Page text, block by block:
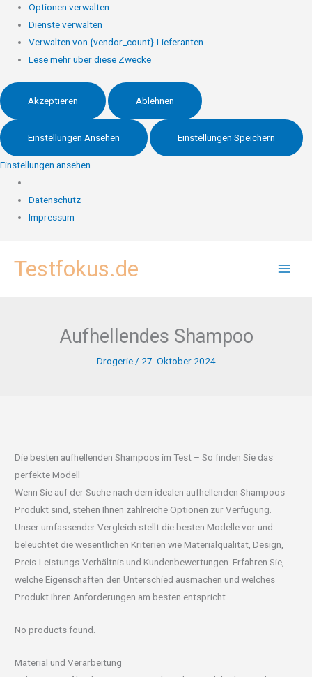
Optionen verwalten
Dienste verwalten
Verwalten von {vendor_count}-Lieferanten
Lese mehr über diese Zwecke
Akzeptieren Ablehnen
Einstellungen Ansehen Einstellungen Speichern
Einstellungen ansehen
Datenschutz
Impressum
InhaltTestfokus.de
Aufhellendes Shampoo
Drogerie/ 27. Oktober 2024
Die besten aufhellenden Shampoos im Test – So finden Sie das
perfekte Modell
Wenn Sie auf der Suche nach dem idealen aufhellenden Shampoos-
Produkt sind, stehen Ihnen zahlreiche Optionen zur Verfügung.
Unser umfassender Vergleich stellt die besten Modelle vor und
beleuchtet die wesentlichen Kriterien wie Materialqualität, Design,
Preis-Leistungs-Verhältnis und Kundenbewertungen. Erfahren Sie,
welche Eigenschaften den Unterschied ausmachen und welches
Produkt Ihren Anforderungen am besten entspricht.
No products found.
Material und Verarbeitung